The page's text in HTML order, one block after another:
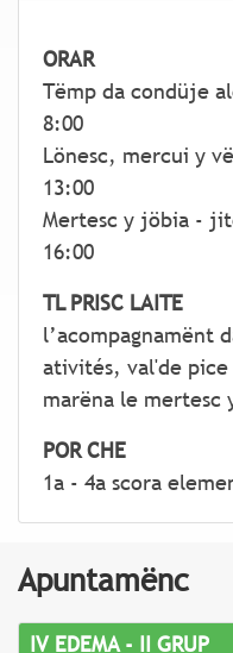
ORAR
Tëmp da
8:00
Lönesc,
13:00
Mertesc y jöbia -
16:00
TL PRISC LAITE
l’acompagnamënt
ativités, val'de pice
marëna le mertesc
POR CHE
1a - 4a scora
Apuntamënc
IV EDEMA - II GRUP